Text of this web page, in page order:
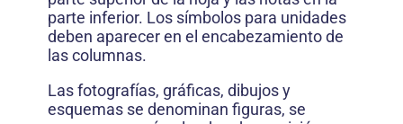
parte inferior. Los símbolos para unidades
deben aparecer en el encabezamiento de
las columnas.
Las fotografías, gráficas, dibujos y
esquemas se denominan figuras, se